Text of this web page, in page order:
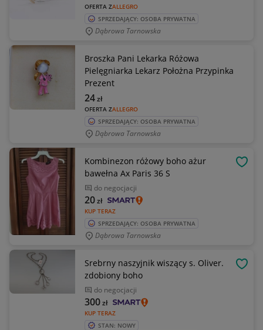
OFERTA ZALLEGRO
SPRZEDAJĄCY: OSOBA PRYWATNA
Dąbrowa Tarnowska
Broszka Pani Lekarka Różowa
Pielęgniarka Lekarz Położna Przypinka
Prezent
OFERTA ZALLEGRO
24zł
SPRZEDAJĄCY: OSOBA PRYWATNA
Dąbrowa Tarnowska
Kombinezon różowy boho ażur
bawełna Ax Paris 36 S
do negocjacji
KUP TERAZ
20zł
SPRZEDAJĄCY: OSOBA PRYWATNA
Dąbrowa Tarnowska
Srebrny naszyjnik wiszący s. Oliver.
zdobiony boho
do negocjacji
KUP TERAZ
300zł
STAN: NOWY